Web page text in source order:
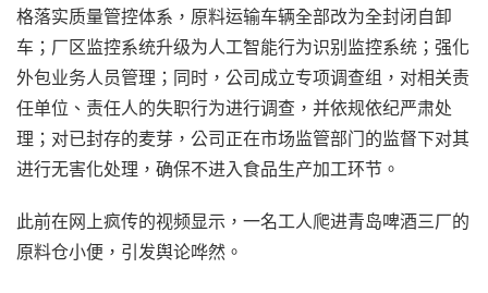
格落实质量管控体系，原料运输车辆全部改为全封闭自卸
车；厂区监控系统升级为人工智能行为识别监控系统；强化
外包业务人员管理；同时，公司成立专项调查组，对相关责
任单位、责任人的失职行为进行调查，并依规依纪严肃处
理；对已封存的麦芽，公司正在市场监管部门的监督下对其
进行无害化处理，确保不进入食品生产加工环节。
此前在网上疯传的视频显示，一名工人爬进青岛啤酒三厂的
原料仓小便，引发舆论哗然。